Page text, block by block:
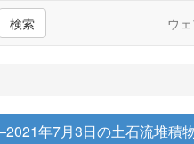
検索 ウ
年7月3日の土石流堆積